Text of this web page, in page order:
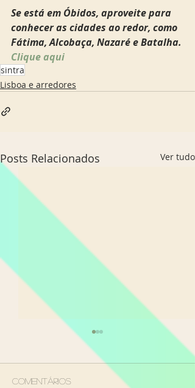
Se está em Óbidos, aproveite para
conhecer as cidades ao redor, como
Fátima, Alcobaça, Nazaré e Batalha.
Clique aqui
sintra
Lisboa e arredores
Posts Relacionados Ver tudo
Comentários